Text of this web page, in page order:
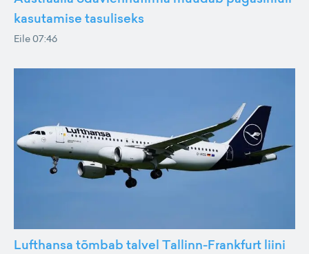
kasutamise tasuliseks
Eile 07:46
Lufthansa tõmbab talvel Tallinn-Frankfurt liini